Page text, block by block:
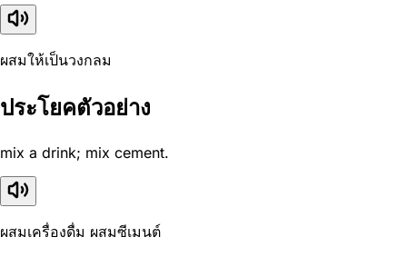
ผสมให้เป็นวงกลม
ประโยคตัวอย่าง
mix a drink; mix cement.
ผสมเครื่องดื่ม ผสมซีเมนต์